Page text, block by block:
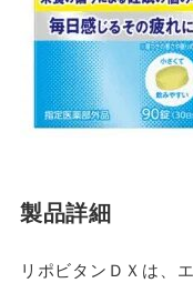
製品詳細
リポビタンＤＸは、